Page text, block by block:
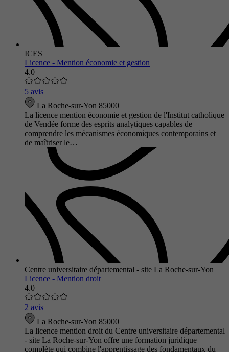
ICES
Licence - Mention économie et gestion
4.0
5 avis
La Roche-sur-Yon 85000
La licence mention économie et gestion de l'Institut catholique
de Vendée forme des esprits analytiques capables de
comprendre les mécanismes économiques contemporains et
de maîtriser le…
Centre universitaire départemental - site La Roche-sur-Yon
Licence - Mention droit
4.0
2 avis
La Roche-sur-Yon 85000
La licence mention droit du Centre universitaire départemental
- site La Roche-sur-Yon offre une formation juridique
complète qui combine l'apprentissage des fondamentaux du